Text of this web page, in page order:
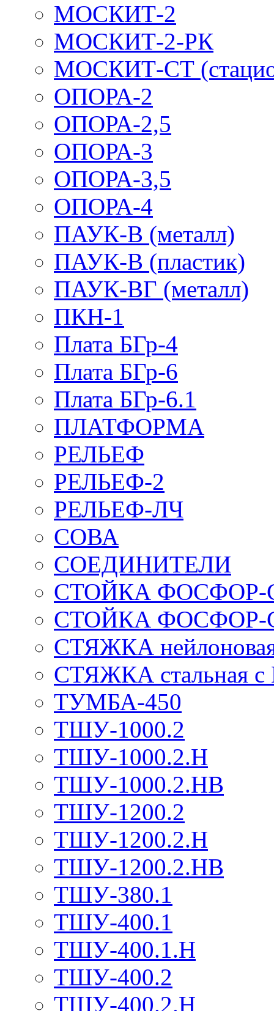
МОСКИТ-2
МОСКИТ-2-РК
МОСКИТ-СТ
ОПОРА-2
ОПОРА-2,5
ОПОРА-3
ОПОРА-3,5
ОПОРА-4
ПАУК-В (металл)
ПАУК-В (пластик)
ПАУК-ВГ (металл)
ПКН-1
Плата БГр-4
Плата БГр-6
Плата БГр-6.1
ПЛАТФОРМА
РЕЛЬЕФ
РЕЛЬЕФ-2
РЕЛЬЕФ-ЛЧ
СОВА
СОЕДИНИТЕЛИ
СТОЙКА ФОСФОР-
СТОЙКА ФОСФОР-
СТЯЖКА нейлоновая
СТЯЖКА стальная
ТУМБА-450
ТШУ-1000.2
ТШУ-1000.2.Н
ТШУ-1000.2.НВ
ТШУ-1200.2
ТШУ-1200.2.Н
ТШУ-1200.2.НВ
ТШУ-380.1
ТШУ-400.1
ТШУ-400.1.Н
ТШУ-400.2
ТШУ-400.2.Н